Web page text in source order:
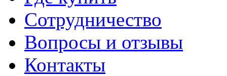
Сотрудничество
Вопросы и отзывы
Контакты